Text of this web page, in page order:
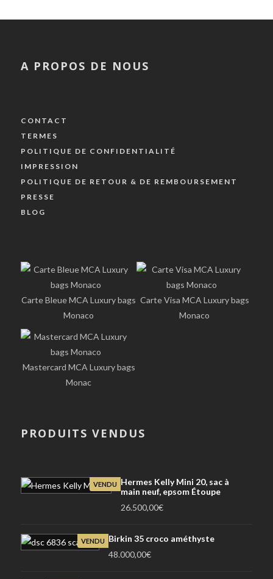
A PROPOS DE NOUS
CONTACT
TERMES
POLITIQUE DE CONFIDENTIALITÉ
IMPRESSION
POLITIQUE DE RETOUR & DE REMBOURSEMENT
PRESSE
BLOG
Carte Bleue MCA Luxury bags
Monaco
Carte Visa MCA Luxury bags
Monaco
Mastercard MCA Luxury bags
Monac
PRODUITS VENDUS
VENDU
Hermes Kelly Mini 20, sac à
main neuf, epsom Étoupe
26.500,00€
VENDU
Birkin 35 croco améthyste
48.000,00€